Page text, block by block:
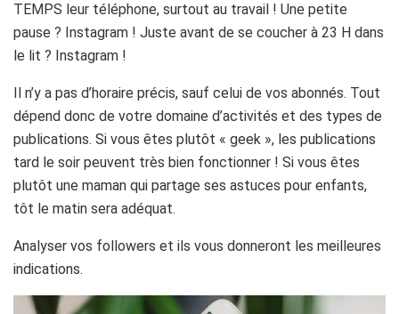
TEMPS leur téléphone, surtout au travail ! Une petite
pause ? Instagram ! Juste avant de se coucher à 23 H dans
le lit ? Instagram !
Il n’y a pas d’horaire précis, sauf celui de vos abonnés. Tout
dépend donc de votre domaine d’activités et des types de
publications. Si vous êtes plutôt « geek », les publications
tard le soir peuvent très bien fonctionner ! Si vous êtes
plutôt une maman qui partage ses astuces pour enfants,
tôt le matin sera adéquat.
Analyser vos followers et ils vous donneront les meilleures
indications.